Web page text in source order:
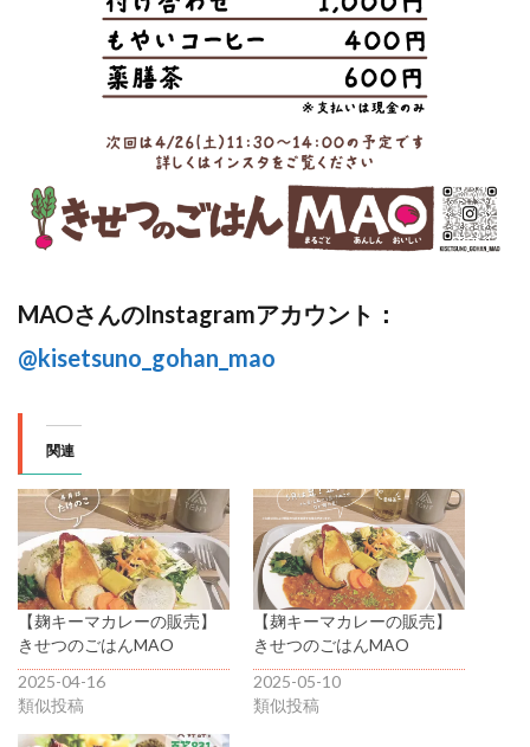
MAOさんのInstagramアカウント：
@kisetsuno_gohan_mao
関連
【麹キーマカレーの販売】
きせつのごはんMAO
2025-04-16
類似投稿
【麹キーマカレーの販売】
きせつのごはんMAO
2025-05-10
類似投稿